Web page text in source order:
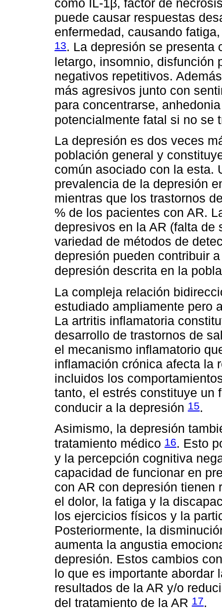
como IL-1β, factor de
puede causar respuestas
enfermedad, causando
13. La depresión se presenta
letargo, insomnio, disfunción
negativos repetitivos.
más agresivos junto con
para concentrarse,
potencialmente fatal si no se
La depresión es dos veces
población general y
común asociado con la esta.
prevalencia de la depresión
mientras que los trastornos
% de los pacientes con AR.
depresivos en la AR (falta de
variedad de métodos de
depresión pueden contribuir
depresión descrita en la
La compleja relación
estudiado ampliamente pero
La artritis inflamatoria
desarrollo de trastornos de
el mecanismo inflamatorio
inflamación crónica afecta la
incluidos los
tanto, el estrés constituye un
conducir a la depresión 15.
Asimismo, la depresión
tratamiento médico 16. Esto
y la percepción cognitiva
capacidad de funcionar en
con AR con depresión tienen
el dolor, la fatiga y la
los ejercicios físicos y la
Posteriormente, la
aumenta la angustia
depresión. Estos cambios
lo que es importante abordar
resultados de la AR y/o
del tratamiento de la AR 17.